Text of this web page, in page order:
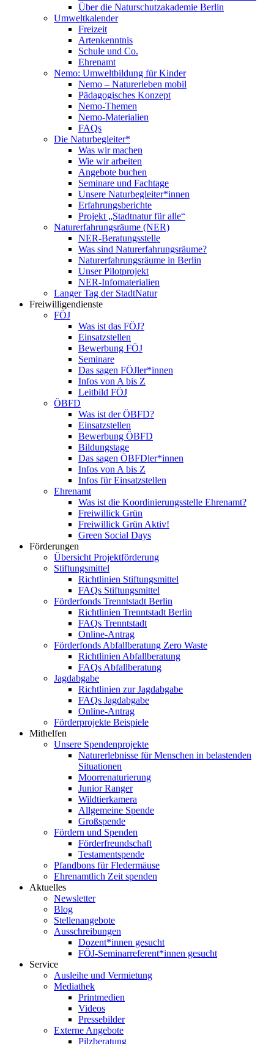
Über die Naturschutzakademie Berlin
Umweltkalender
Freizeit
Artenkenntnis
Schule und Co.
Ehrenamt
Nemo: Umweltbildung für Kinder
Nemo – Naturerleben mobil
Pädagogisches Konzept
Nemo-Themen
Nemo-Materialien
FAQs
Die Naturbegleiter*
Was wir machen
Wie wir arbeiten
Angebote buchen
Seminare und Fachtage
Unsere Naturbegleiter*innen
Erfahrungsberichte
Projekt „Stadtnatur für alle“
Naturerfahrungsräume (NER)
NER-Beratungsstelle
Was sind Naturerfahrungsräume?
Naturerfahrungsräume in Berlin
Unser Pilotprojekt
NER-Infomaterialien
Langer Tag der StadtNatur
Freiwilligendienste
FÖJ
Was ist das FÖJ?
Einsatzstellen
Bewerbung FÖJ
Seminare
Das sagen FÖJler*innen
Infos von A bis Z
Leitbild FÖJ
ÖBFD
Was ist der ÖBFD?
Einsatzstellen
Bewerbung ÖBFD
Bildungstage
Das sagen ÖBFDler*innen
Infos von A bis Z
Infos für Einsatzstellen
Ehrenamt
Was ist die Koordinierungsstelle Ehrenamt?
Freiwillick Grün
Freiwillick Grün Aktiv!
Green Social Days
Förderungen
Übersicht Projektförderung
Stiftungsmittel
Richtlinien Stiftungsmittel
FAQs Stiftungsmittel
Förderfonds Trenntstadt Berlin
Richtlinien Trenntstadt Berlin
FAQs Trenntstadt
Online-Antrag
Förderfonds Abfallberatung Zero Waste
Richtlinien Abfallberatung
FAQs Abfallberatung
Jagdabgabe
Richtlinien zur Jagdabgabe
FAQs Jagdabgabe
Online-Antrag
Förderprojekte Beispiele
Mithelfen
Unsere Spendenprojekte
Naturerlebnisse für Menschen in belastenden
Situationen
Moorrenaturierung
Junior Ranger
Wildtierkamera
Allgemeine Spende
Großspende
Fördern und Spenden
Förderfreundschaft
Testamentspende
Pfandbons für Fledermäuse
Ehrenamtlich Zeit spenden
Aktuelles
Newsletter
Blog
Stellenangebote
Ausschreibungen
Dozent*innen gesucht
FÖJ-Seminarreferent*innen gesucht
Service
Ausleihe und Vermietung
Mediathek
Printmedien
Videos
Pressebilder
Externe Angebote
Pilzberatung